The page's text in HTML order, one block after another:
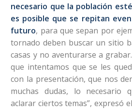
necesario que la población
es posible que se repitan
futuro, para que sepan por
tornado deben buscar un sitio
casas y no aventurarse a
que intentamos que se les
con la presentación, que nos
muchas dudas, lo necesario
aclarar ciertos temas”, expresó